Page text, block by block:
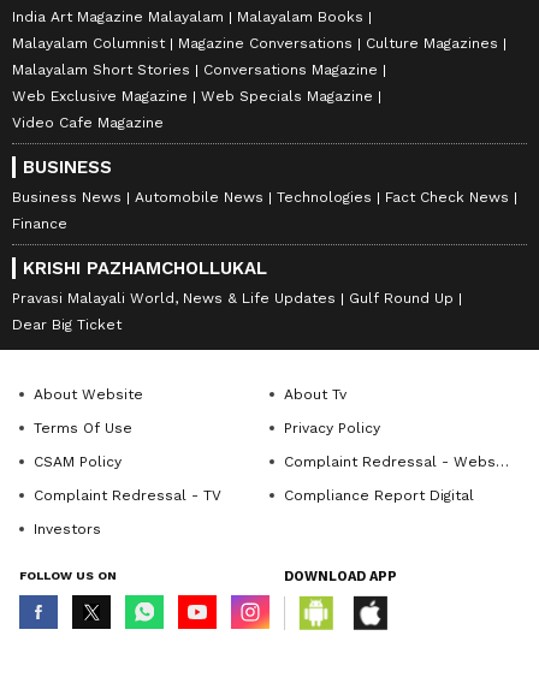
India Art Magazine Malayalam
Malayalam Books
Malayalam Columnist
Magazine Conversations
Culture Magazines
Malayalam Short Stories
Conversations Magazine
Web Exclusive Magazine
Web Specials Magazine
Video Cafe Magazine
BUSINESS
Business News Automobile News Technologies
Fact Check News
Finance
KRISHI PAZHAMCHOLLUKAL
Pravasi Malayali World, News & Life Updates
Gulf Round Up
Dear Big Ticket
About Website
About Tv
Terms Of Use
Privacy Policy
CSAM Policy
Complaint Redressal - Website
Complaint Redressal - TV
Compliance Report Digital
Investors
FOLLOW US ON DOWNLOAD APP